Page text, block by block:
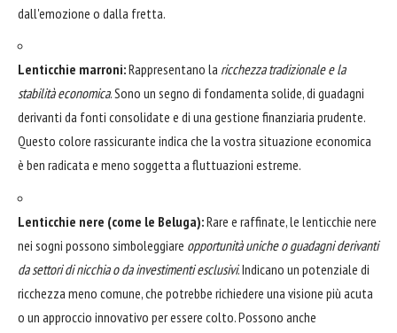
dall'emozione o dalla fretta.
Lenticchie marroni:Rappresentano la ricchezza tradizionale e la
stabilità economica. Sono un segno di fondamenta solide, di guadagni
derivanti da fonti consolidate e di una gestione finanziaria prudente.
Questo colore rassicurante indica che la vostra situazione economica
è ben radicata e meno soggetta a fluttuazioni estreme.
Lenticchie nere (come le Beluga):Rare e raffinate, le lenticchie nere
nei sogni possono simboleggiare opportunità uniche o guadagni derivanti
da settori di nicchia o da investimenti esclusivi. Indicano un potenziale di
ricchezza meno comune, che potrebbe richiedere una visione più acuta
o un approccio innovativo per essere colto. Possono anche